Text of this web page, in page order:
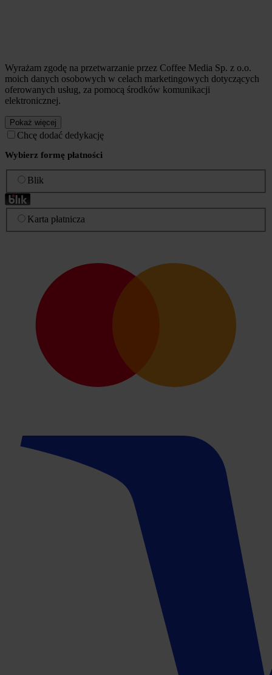
Wyrażam zgodę na przetwarzanie przez Coffee Media Sp. z o.o.
moich danych osobowych w celach marketingowych dotyczących
oferowanych usług, za pomocą środków komunikacji
elektronicznej.
Pokaż więcej
Chcę dodać dedykację
Wybierz formę płatności
Blik
Karta płatnicza